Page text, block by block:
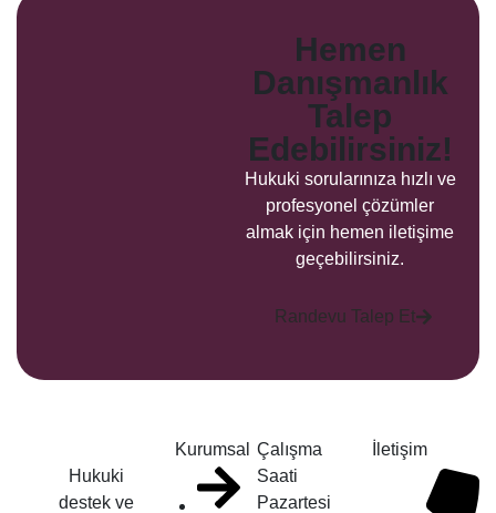
Hemen
Danışmanlık
Talep
Edebilirsiniz!
Hukuki sorularınıza hızlı ve
profesyonel çözümler
almak için hemen iletişime
geçebilirsiniz.
Randevu Talep Et
Hukuki
destek ve
Kurumsal
Çalışma
Saati
Pazartesi
İletişim